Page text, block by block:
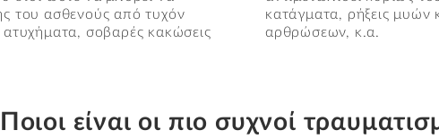
του ασθενούς από τυχόν
ατυχήματα, σοβαρές κακώσεις
εξαρθρήματα μεγάλων
αρθρώσεων, κ.α.
Ποιοι είναι οι πιο συχνοί